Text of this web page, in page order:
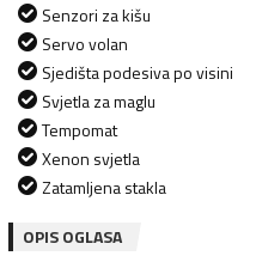
Senzori za kišu
Servo volan
Sjedišta podesiva po visini
Svjetla za maglu
Tempomat
Xenon svjetla
Zatamljena stakla
OPIS OGLASA